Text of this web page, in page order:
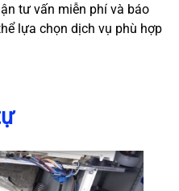
tư vấn miễn phí và báo
lựa chọn dịch vụ phù hợp